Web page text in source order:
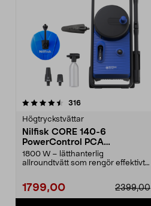
316recensioner
Högtryckstvättar
Nilfisk CORE 140-6
PowerControl PCA
högtryckstvätt
1800 W – lätthanterlig
allroundtvätt som rengör effektivt
1799,00 2399,00
4.5 av 5 stjärnor